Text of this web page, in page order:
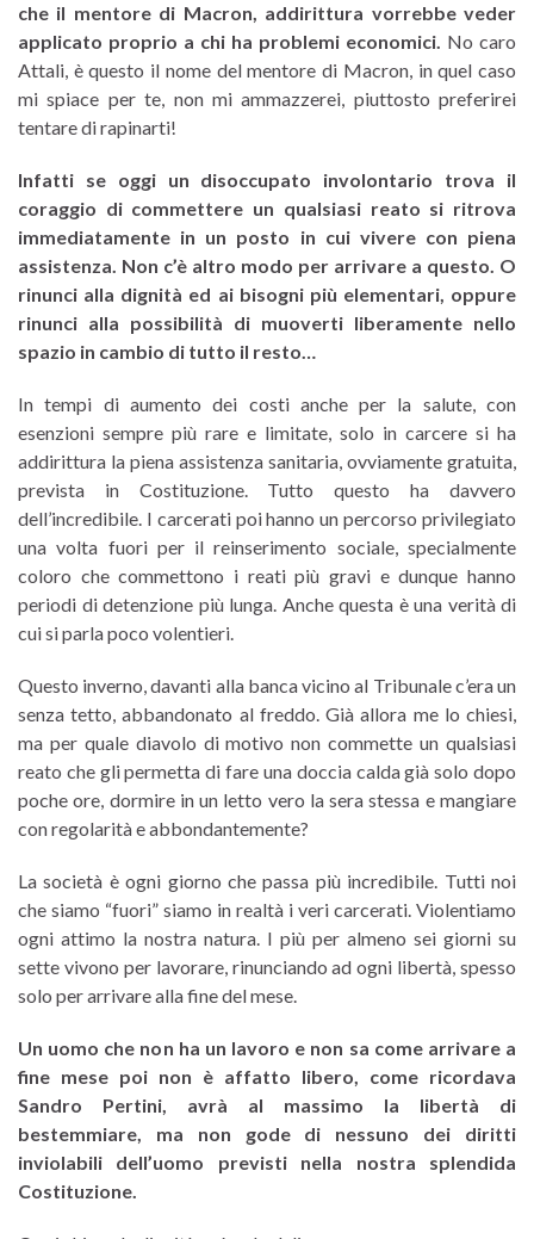
che il mentore di Macron, addirittura vorrebbe veder
applicato proprio a chi ha problemi economici. No caro
Attali, è questo il nome del mentore di Macron, in quel caso
mi spiace per te, non mi ammazzerei, piuttosto preferirei
tentare di rapinarti!
Infatti se oggi un disoccupato involontario trova il
coraggio di commettere un qualsiasi reato si ritrova
immediatamente in un posto in cui vivere con piena
assistenza. Non c’è altro modo per arrivare a questo. O
rinunci alla dignità ed ai bisogni più elementari, oppure
rinunci alla possibilità di muoverti liberamente nello
spazio in cambio di tutto il resto…
In tempi di aumento dei costi anche per la salute, con
esenzioni sempre più rare e limitate, solo in carcere si ha
addirittura la piena assistenza sanitaria, ovviamente gratuita,
prevista in Costituzione. Tutto questo ha davvero
dell’incredibile. I carcerati poi hanno un percorso privilegiato
una volta fuori per il reinserimento sociale, specialmente
coloro che commettono i reati più gravi e dunque hanno
periodi di detenzione più lunga. Anche questa è una verità di
cui si parla poco volentieri.
Questo inverno, davanti alla banca vicino al Tribunale c’era un
senza tetto, abbandonato al freddo. Già allora me lo chiesi,
ma per quale diavolo di motivo non commette un qualsiasi
reato che gli permetta di fare una doccia calda già solo dopo
poche ore, dormire in un letto vero la sera stessa e mangiare
con regolarità e abbondantemente?
La società è ogni giorno che passa più incredibile. Tutti noi
che siamo “fuori” siamo in realtà i veri carcerati. Violentiamo
ogni attimo la nostra natura. I più per almeno sei giorni su
sette vivono per lavorare, rinunciando ad ogni libertà, spesso
solo per arrivare alla fine del mese.
Un uomo che non ha un lavoro e non sa come arrivare a
fine mese poi non è affatto libero, come ricordava
Sandro Pertini, avrà al massimo la libertà di
bestemmiare, ma non gode di nessuno dei diritti
inviolabili dell’uomo previsti nella nostra splendida
Costituzione.